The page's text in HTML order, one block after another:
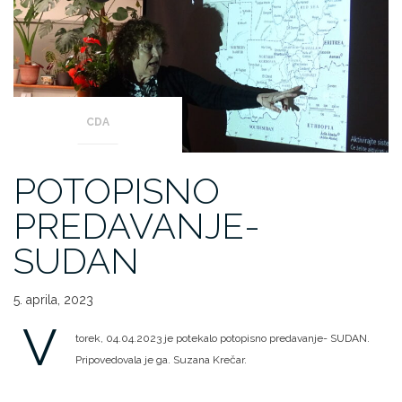
CDA
POTOPISNO
PREDAVANJE-
SUDAN
5. aprila, 2023
V
torek, 04.04.2023 je potekalo potopisno predavanje- SUDAN.
Pripovedovala je ga. Suzana Krečar.